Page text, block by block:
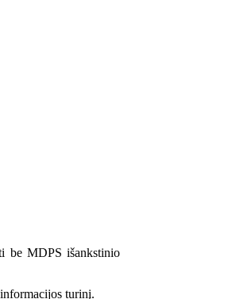
be MDPS išankstinio
turinį.